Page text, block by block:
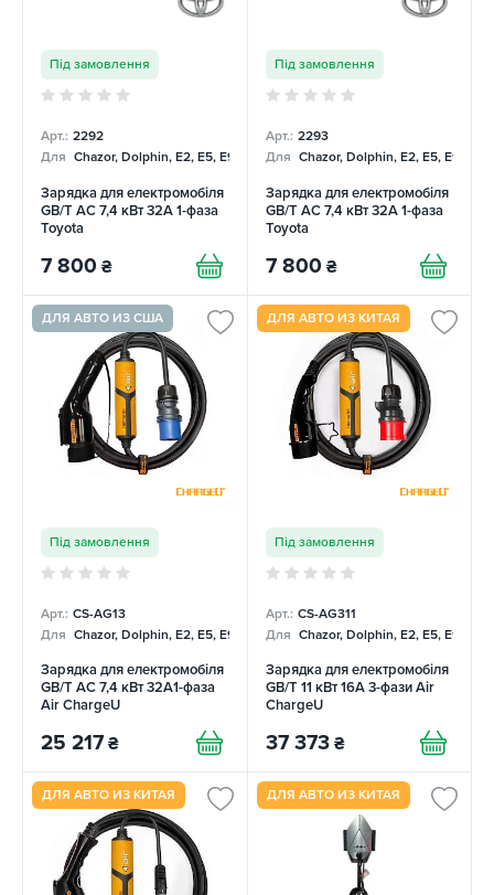
Під замовлення
Арт.: 2292
Для Chazor, Dolphin, E2, E5, E9, Mercedes
Зарядка для електромобіля
GB/T AC 7,4 кВт 32А 1-фаза
Toyota
7 800 ₴
Під замовлення
Арт.: 2293
Для Chazor, Dolphin, E2, E5, E9,
Зарядка для електромобіля
GB/T AC 7,4 кВт 32А 1-фаза
Toyota
7 800 ₴
ДЛЯ АВТО ИЗ США
Під замовлення
Арт.: CS-AG13
Для Chazor, Dolphin, E2, E5, E9, Mercedes
Зарядка для електромобіля
GB/T AC 7,4 кВт 32A1-фаза
Air ChargeU
25 217 ₴
ДЛЯ АВТО ИЗ КИТАЯ
Під замовлення
Арт.: CS-AG311
Для Chazor, Dolphin, E2, E5, E9,
Зарядка для електромобіля
GB/T 11 кВт 16A 3-фази Air
ChargeU
37 373 ₴
ДЛЯ АВТО ИЗ КИТАЯ ДЛЯ АВТО ИЗ КИТАЯ